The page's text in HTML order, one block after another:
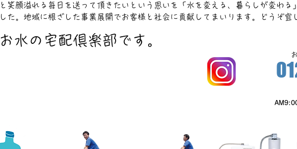
と笑顔溢れる毎日を送って頂きたいという思いを「水を変える、暮らしが変わる
した。地域に根ざした事業展開でお客様と社会に貢献してまいります。どうぞ宜
お水の宅配倶楽部です。